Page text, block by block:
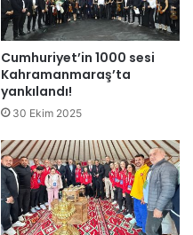
Cumhuriyet’in 1000 sesi
Kahramanmaraş’ta
yankılandı!
30 Ekim 2025